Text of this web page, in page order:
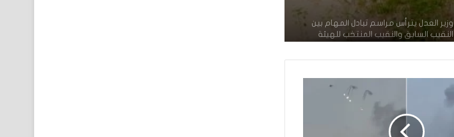
وزير العدل يترأس مراسم تبادل المهام بين
النقيب السابق والنقيب المنتخب للهيئة
تعيين محمد محمود ولد داهي رئيسا
للجنة الوطنية لحقوق الإنسان
إشادة بكفاءة المهندس محمد سليمان ولد